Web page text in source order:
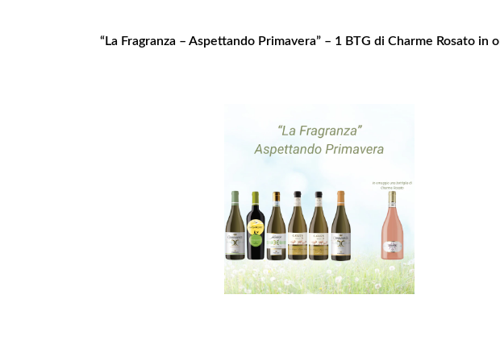
“La Fragranza – Aspettando Primavera” – 1 BTG di Charme Rosato in